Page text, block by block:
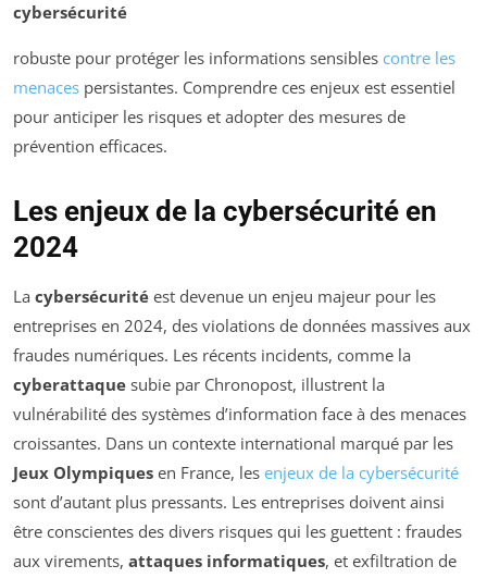
cybersécurité
robuste pour protéger les informations sensibles contre les
menaces persistantes. Comprendre ces enjeux est essentiel
pour anticiper les risques et adopter des mesures de
prévention efficaces.
Les enjeux de la cybersécurité en
2024
La cybersécurité est devenue un enjeu majeur pour les
entreprises en 2024, des violations de données massives aux
fraudes numériques. Les récents incidents, comme la
cyberattaque subie par Chronopost, illustrent la
vulnérabilité des systèmes d’information face à des menaces
croissantes. Dans un contexte international marqué par les
Jeux Olympiques en France, les enjeux de la cybersécurité
sont d’autant plus pressants. Les entreprises doivent ainsi
être conscientes des divers risques qui les guettent : fraudes
aux virements, attaques informatiques, et exfiltration de